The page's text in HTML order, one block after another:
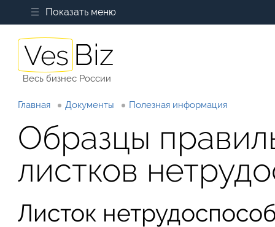
Показать меню
Весь бизнес России
Главная Документы Полезная информация
Образцы
листков
Листок